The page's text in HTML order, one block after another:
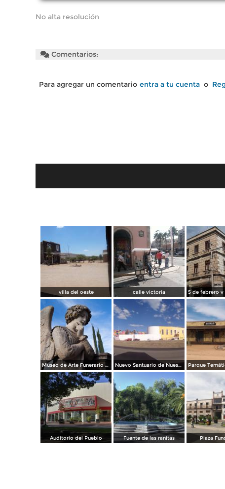
No alta resolución
Comentarios:
Para agregar un comentario entra a tu cuenta o
villa del oeste calle victoria
Museo de Arte Funerario Benigno Montoya: Ángel Apocalíptico Nuevo Santuario de Nuestra Señora de Guadalupe
Auditorio del Pueblo Fuente de las ranitas Plaza